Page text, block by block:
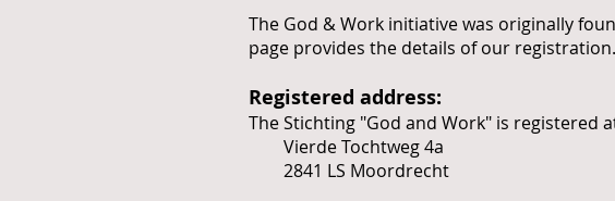
The God & Work initiative was originally
page provides the details of our
Registered address:
The Stichting "God and Work" is registered
Vierde Tochtweg 4a
2841 LS Moordrecht